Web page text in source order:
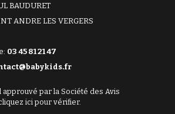
(30 avis)
BAUDURET
ANDRE LES VERGERS
03 45 81 21 47
approuvé par la Société des Avis
ici pour vérifier.